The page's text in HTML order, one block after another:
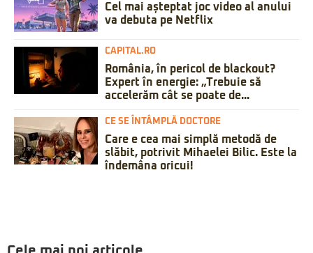
Cel mai așteptat joc video al anului
va debuta pe Netflix
CAPITAL.RO
România, în pericol de blackout?
Expert în energie: „Trebuie să
accelerăm cât se poate de...
CE SE ÎNTÂMPLĂ DOCTORE
Care e cea mai simplă metodă de
slăbit, potrivit Mihaelei Bilic. Este la
îndemâna oricui!